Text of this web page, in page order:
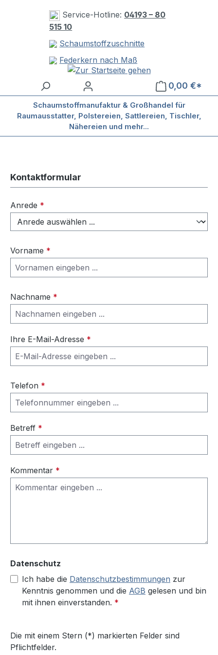
Zum Hauptinhalt springen
Service-Hotline: 04193 – 80
515 10
Schaumstoffzuschnitte
Federkern nach Maß
0,00 €*
Schaumstoffmanufaktur & Großhandel für
Raumausstatter, Polstereien, Sattlereien, Tischler,
Nähereien und mehr...
Kontaktformular
Anrede *
Vorname *
Nachname *
Ihre E-Mail-Adresse *
Telefon *
Betreff *
Kommentar *
Datenschutz
Ich habe die Datenschutzbestimmungen zur
Kenntnis genommen und die AGB gelesen und bin
mit ihnen einverstanden. *
Die mit einem Stern (*) markierten Felder sind
Pflichtfelder.